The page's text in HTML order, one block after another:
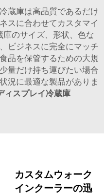
蔵庫は高品質であるだけ
スに合わせてカスタマイ
庫のサイズ、形状、色な
ビジネスに完全にマッチ
品を保管するための大規
量だけ持ち運びたい場合
況に最適な製品がありま
ィスプレイ冷蔵庫
カスタムウォーク
インクーラーの迅